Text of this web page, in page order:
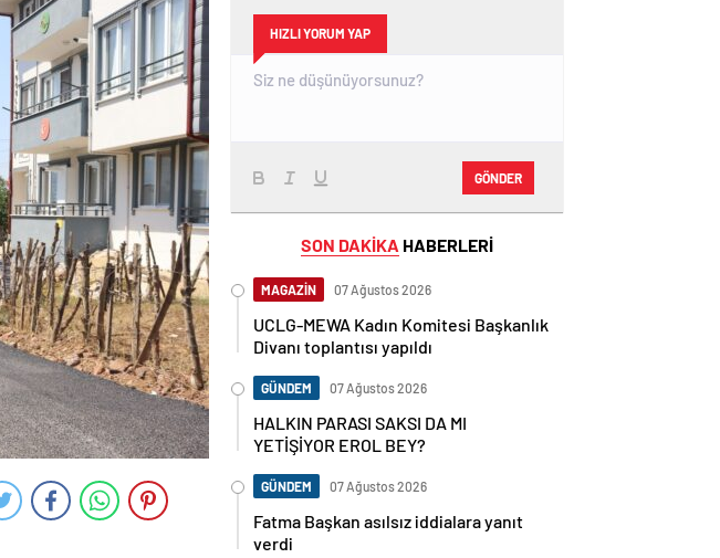
HIZLI YORUM YAP
GÖNDER
SON DAKİKA HABERLERİ
MAGAZİN 07 Ağustos 2026
UCLG-MEWA Kadın Komitesi Başkanlık
Divanı toplantısı yapıldı
GÜNDEM 07 Ağustos 2026
HALKIN PARASI SAKSI DA MI
YETİŞİYOR EROL BEY?
GÜNDEM 07 Ağustos 2026
Fatma Başkan asılsız iddialara yanıt
verdi